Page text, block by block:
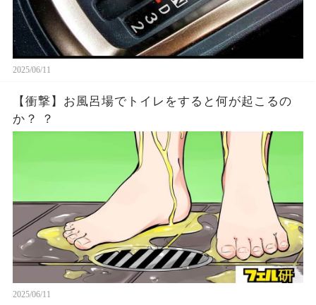
2025/06/11
【衝撃】お風呂場でトイレをすると何が起こるの
か？ ？
2025/06/11